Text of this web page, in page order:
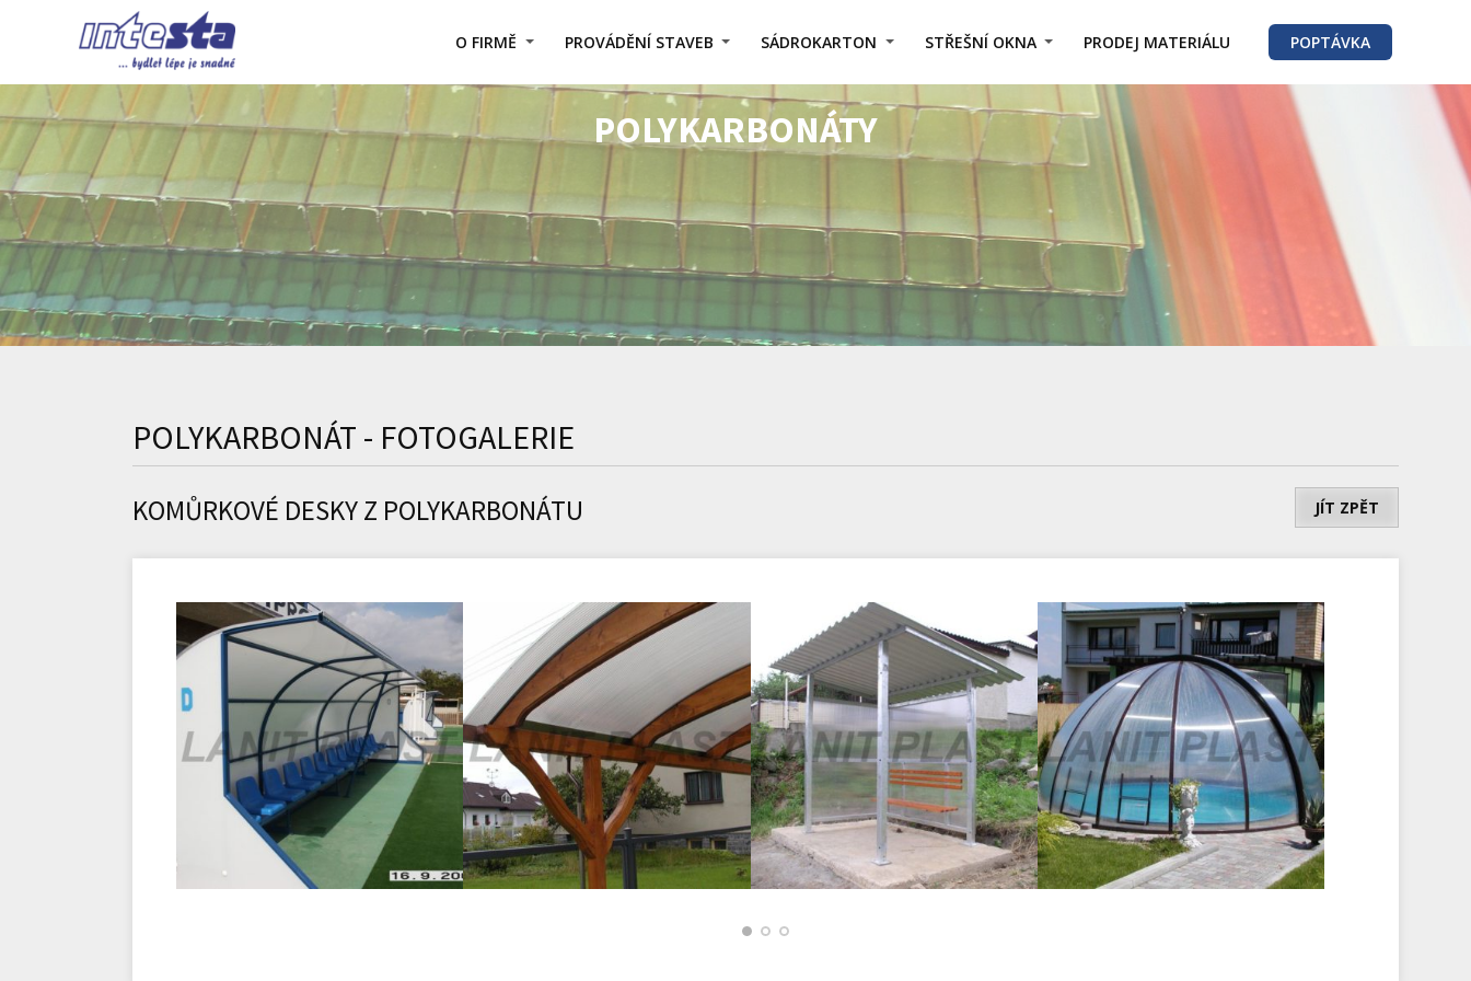
O FIRMĚ PROVÁDĚNÍ STAVEB SÁDROKARTON STŘEŠNÍ OKNA PRODEJ MATERIÁLU POPTÁVKA
POLYKARBONÁTY
POLYKARBONÁT - FOTOGALERIE
KOMŮRKOVÉ DESKY Z POLYKARBONÁTU JÍT ZPĚT